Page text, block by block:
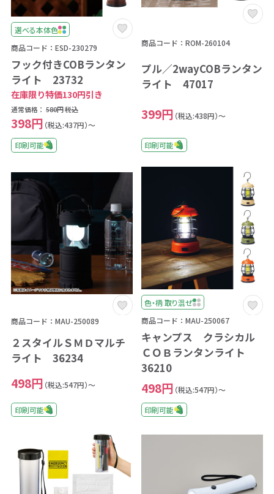
選べる本体色
商品コード：ESD-230279
フック付きCOBランタン
ライト 23732
在庫限り特価130円引き
通常価格： 580円税込
398円 （税込:437円）～
印刷可能
商品コード：ROM-260104
プル／2wayCOBランタン
ライト 47017
399円 （税込:438円）～
印刷可能
商品コード：MAU-250089
２スタイルＳＭＤマルチ
ライト 36234
498円 （税込:547円）～
印刷可能
色・柄 取り混ぜ
商品コード：MAU-250067
キャンプス クラシカル
ＣＯＢランタンライト
36210
498円 （税込:547円）～
印刷可能